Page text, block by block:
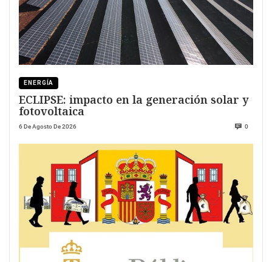
ENERGÍA
ECLIPSE: impacto en la generación solar y
fotovoltaica
6 De Agosto De 2026 0